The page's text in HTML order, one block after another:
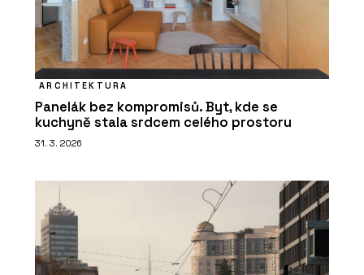
ARCHITEKTURA
Panelák bez kompromisů. Byt, kde se
kuchyně stala srdcem celého prostoru
31. 3. 2026